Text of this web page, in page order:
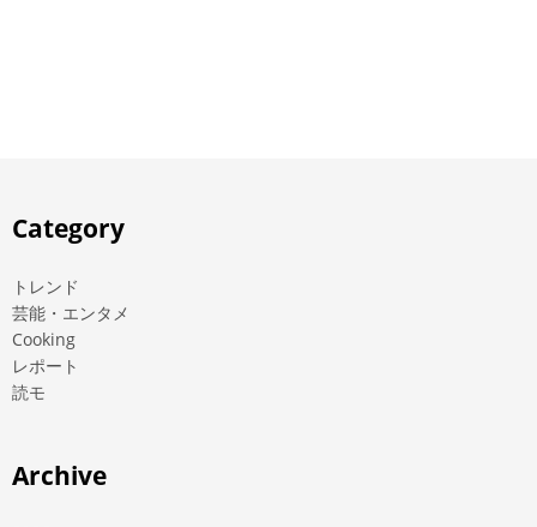
Category
トレンド
芸能・エンタメ
Cooking
レポート
読モ
Archive